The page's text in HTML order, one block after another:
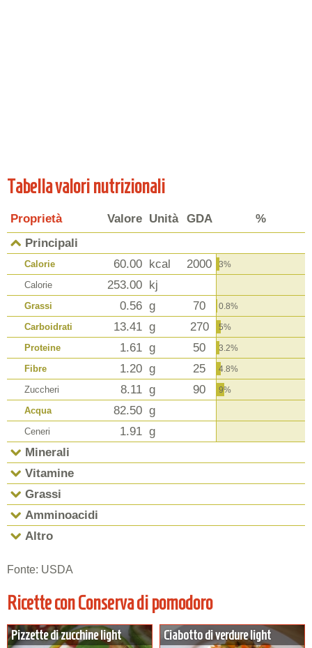
Tabella valori nutrizionali
Proprietà Valore Unità GDA
%
Principali
Calorie 60.00 kcal 2000 3%
Calorie 253.00 kj
Grassi 0.56 g 70 0.8%
Carboidrati 13.41 g 270 5%
Proteine 1.61 g 50 3.2%
Fibre 1.20 g 25 4.8%
Zuccheri 8.11 g 90 9%
Acqua 82.50 g
Ceneri 1.91 g
Minerali
Vitamine
Grassi
Amminoacidi
Altro
Fonte: USDA
Ricette con Conserva di pomodoro
Pizzette di zucchine light Ciabotto di verdure light